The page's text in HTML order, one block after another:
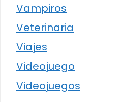
Vampiros
Veterinaria
Viajes
Videojuego
Videojuegos